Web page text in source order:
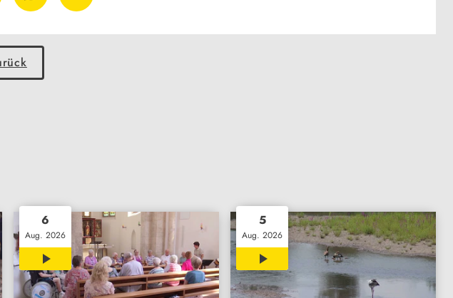
6
Aug. 2026
00:28
5
Aug. 2026
02:07